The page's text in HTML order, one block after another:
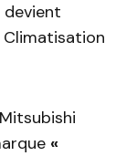
Climatisation
«